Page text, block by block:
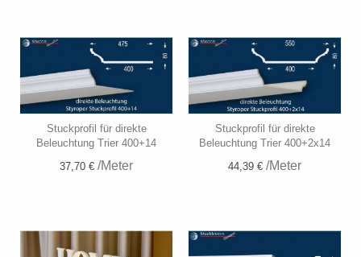
Stuckprofil für direkte
Beleuchtung Trier 400+14
37,70 € /Meter
Stuckprofil für direkte
Beleuchtung Trier 400+2x14
44,39 € /Meter